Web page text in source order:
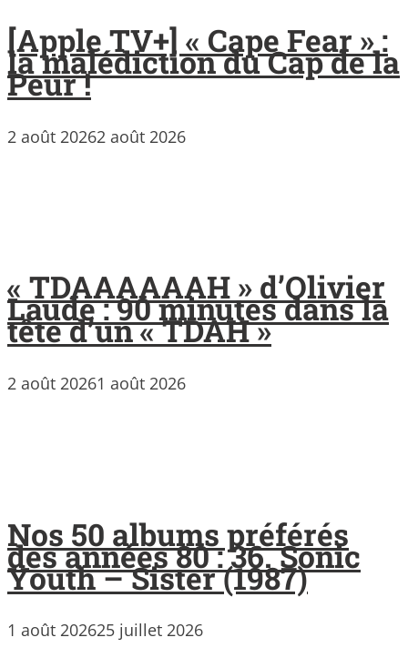
[Apple TV+] « Cape Fear » :
la malédiction du Cap de la
Peur !
2 août 20262 août 2026
« TDAAAAAAH » d’Olivier
Laude : 90 minutes dans la
tête d’un « TDAH »
2 août 20261 août 2026
Nos 50 albums préférés
des années 80 : 36. Sonic
Youth – Sister (1987)
1 août 202625 juillet 2026